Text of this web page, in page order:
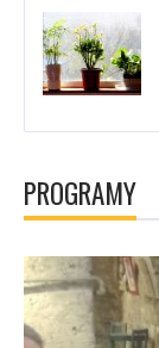
PROGRAMY